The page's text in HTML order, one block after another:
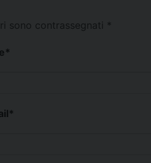
sono contrassegnati *
*
*